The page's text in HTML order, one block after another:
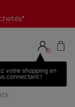
votre shopping en
connectant !